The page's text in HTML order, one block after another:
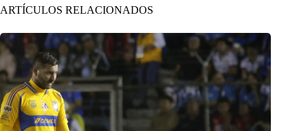
ARTÍCULOS RELACIONADOS